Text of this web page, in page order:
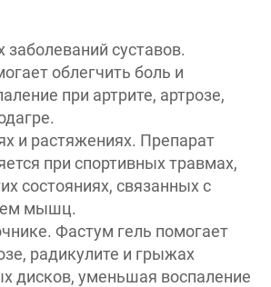
заболеваний суставов.
облегчить боль и
при артрите, артрозе,
и растяжениях. Препарат
при спортивных травмах,
состояниях, связанных с
мышц.
Фастум гель помогает
радикулите и грыжах
дисков, уменьшая воспаление